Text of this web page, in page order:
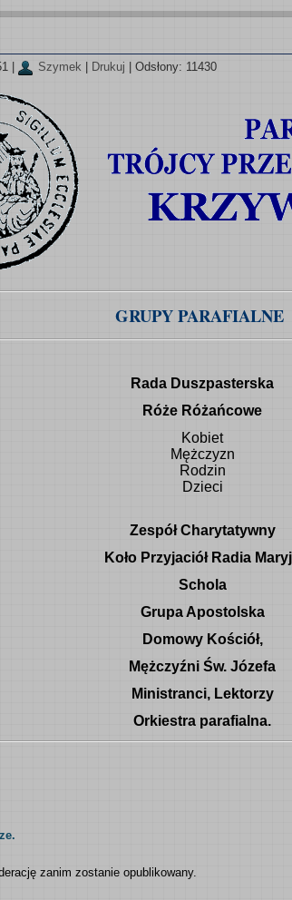
Szymek Drukuj | Odsłony: 11430
GRUPY PARAFIALNE
Rada Duszpasterska
Róże Różańcowe
Kobiet
Mężczyzn
Rodzin
Dzieci
Zespół Charytatywny
Koło Przyjaciół Radia
Schola
Grupa Apostolska
Domowy Kościół,
Mężczyźni Św. Józefa
Ministranci, Lektorzy
Orkiestra parafialna.
zanim zostanie opublikowany.